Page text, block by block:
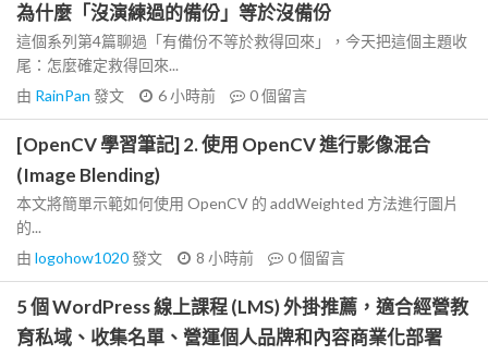
為什麼「沒演練過的備份」等於沒備份
這個系列第4篇聊過「有備份不等於救得回來」，今天把這個主題收
尾：怎麼確定救得回來...
由 RainPan 發文 6 小時前 0個留言
[OpenCV 學習筆記] 2. 使用 OpenCV 進行影像混合
(Image Blending)
本文將簡單示範如何使用 OpenCV 的 addWeighted 方法進行圖片
的...
由 logohow1020發文 8 小時前 0個留言
5 個 WordPress 線上課程 (LMS) 外掛推薦，適合經營教
育私域、收集名單、營運個人品牌和內容商業化部署